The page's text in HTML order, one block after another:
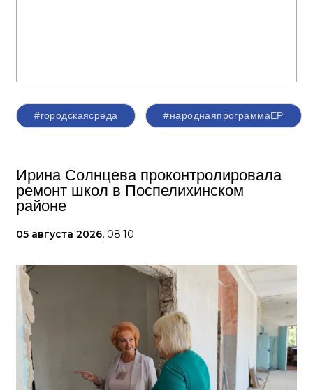
#городскаясреда #народнаяпрограммаЕР
Ирина Солнцева проконтролировала
ремонт школ в Поспелихинском
районе
05 августа 2026, 08:10